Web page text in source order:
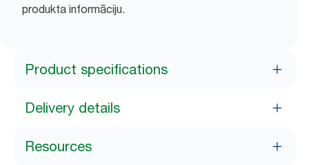
produkta informāciju.
Product specifications
Delivery details
Resources